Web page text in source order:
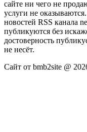
сайте ни чего не
услуги не
новостей RSS канала
публикуются без
достоверность
не несёт.
Сайт от bmb2site @